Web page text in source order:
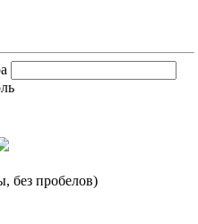
без пробелов)